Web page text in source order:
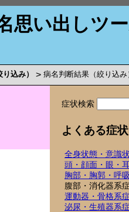
思い出しツ
込み） > 病名判断結果（絞り込み
症状検索
よくある症
全身状態・意識
頭・顔面・眼・
胸部・胸郭・呼
腹部・消化器系
運動器・骨格系
泌尿・生殖器系